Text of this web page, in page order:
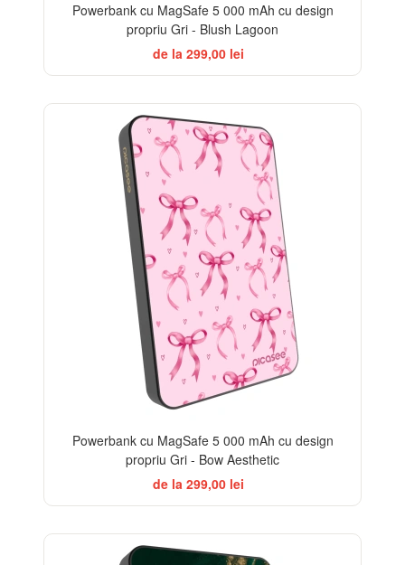
Powerbank cu MagSafe 5 000 mAh cu design
propriu Gri - Blush Lagoon
de la 299,00 lei
Powerbank cu MagSafe 5 000 mAh cu design
propriu Gri - Bow Aesthetic
de la 299,00 lei